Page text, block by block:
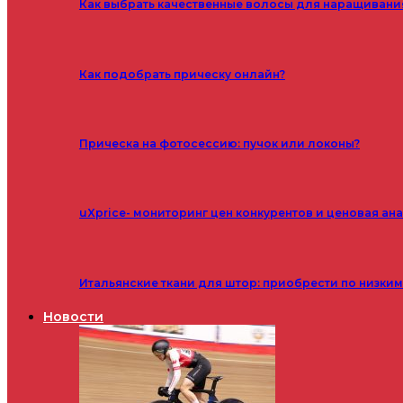
Как выбрать качественные волосы для
Как подобрать прическу онлайн?
Прическа на фотосессию: пучок или локоны?
uXprice- мониторинг цен конкурентов и ценовая
Итальянские ткани для штор: приобрести по
Новости